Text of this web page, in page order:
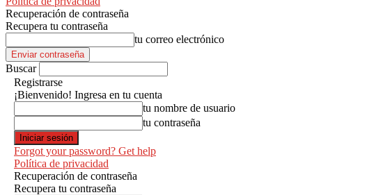
Recuperación de contraseña
Recupera tu contraseña
tu correo electrónico
Buscar
Registrarse
¡Bienvenido! Ingresa en tu cuenta
tu nombre de usuario
tu contraseña
Forgot your password? Get help
Política de privacidad
Recuperación de contraseña
Recupera tu contraseña